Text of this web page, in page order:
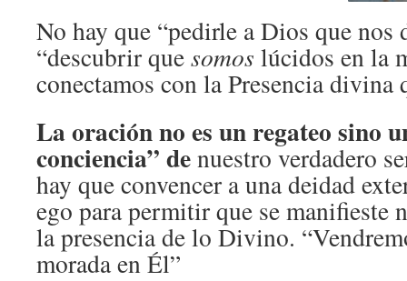
No hay que “pedirle a Dios que nos
“descubrir quesomos lúcidos en la
conectamos con la Presencia divina
La oración no es un regateo sino
conciencia” denuestro verdadero
hay que convencer a una deidad
ego para permitir que se manifieste
la presencia de lo Divino.
morada en Él”